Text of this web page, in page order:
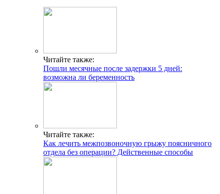
Читайте также:
Пошли месячные после задержки 5 дней:
возможна ли беременность
Читайте также:
Как лечить межпозвоночную грыжу поясничного
отдела без операции? Действенные способы